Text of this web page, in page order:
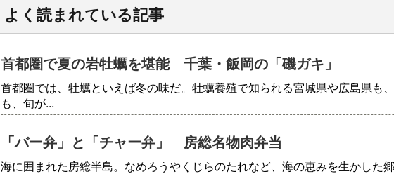
よく読まれている記事
首都圏で夏の岩牡蠣を堪能 千葉・飯岡の「磯ガキ」
首都圏では、牡蠣といえば冬の味だ。牡蠣養殖で知られる宮城県や広島県も
も、旬が...
「バー弁」と「チャー弁」 房総名物肉弁当
海に囲まれた房総半島。なめろうやくじらのたれなど、海の恵みを生かした